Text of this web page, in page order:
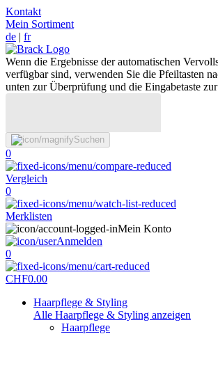
Kontakt
Mein Sortiment
de | fr
Wenn die Ergebnisse der automatischen
verfügbar sind, verwenden Sie die Pfeiltasten
unten zur Überprüfung und die Eingabetaste
Suchen
0
Vergleich
0
Merklisten
Mein Konto
Anmelden
0
CHF0.00
Haarpflege & Styling
Alle Haarpflege & Styling anzeigen
Haarpflege